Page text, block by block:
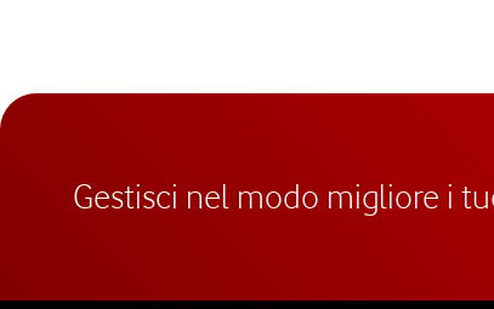
Gestisci nel modo migliore i